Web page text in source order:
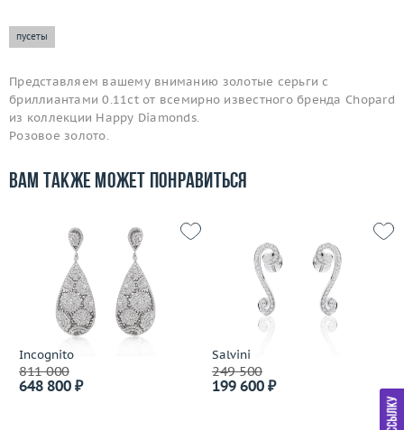
пусеты
Представляем вашему вниманию золотые серьги с
бриллиантами 0.11ct от всемирно известного бренда Chopard
из коллекции Happy Diamonds.
Розовое золото.
Вам также может понравиться
Incognito
811 000
648 800 ₽
Salvini
249 500
199 600 ₽